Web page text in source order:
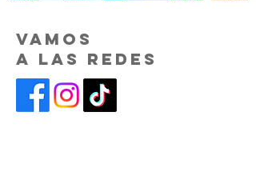
Vamos
a las redes